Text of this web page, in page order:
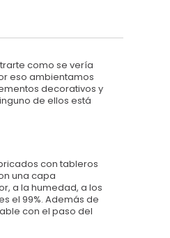
como se vería
eso ambientamos
decorativos y
de ellos está
con tableros
una capa
a la humedad, a los
el 99%. Además de
con el paso del